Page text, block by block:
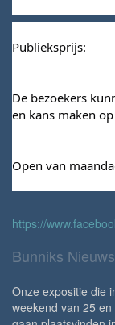
Publieksprijs:
De bezoekers
en kans maken
Open van
https://
Bunniks Nieuws
Onze expositie die
weekend van 25 en